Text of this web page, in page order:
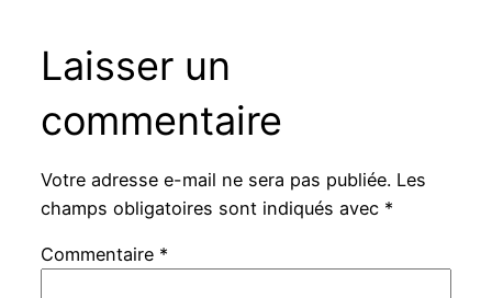
Laisser un
commentaire
Votre adresse e-mail ne sera pas publiée. Les
champs obligatoires sont indiqués avec *
Commentaire *